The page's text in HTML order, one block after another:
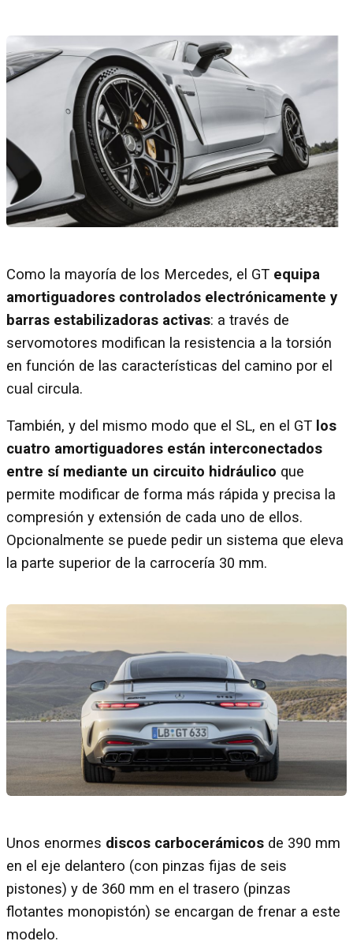
Como la mayoría de los Mercedes, el GT equipa
amortiguadores controlados electrónicamente y
barras estabilizadoras activas: a través de
servomotores modifican la resistencia a la torsión
en función de las características del camino por el
cual circula.
También, y del mismo modo que el SL, en el GT los
cuatro amortiguadores están interconectados
entre sí mediante un circuito hidráulico que
permite modificar de forma más rápida y precisa la
compresión y extensión de cada uno de ellos.
Opcionalmente se puede pedir un sistema que eleva
la parte superior de la carrocería 30 mm.
Unos enormes discos carbocerámicos de 390 mm
en el eje delantero (con pinzas fijas de seis
pistones) y de 360 mm en el trasero (pinzas
flotantes monopistón) se encargan de frenar a este
modelo.